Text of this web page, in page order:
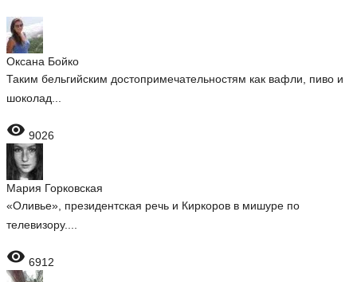
Оксана Бойко
Таким бельгийским достопримечательностям как вафли, пиво и
шоколад...
 9026
Мария Горковская
«Оливье», президентская речь и Киркоров в мишуре по
телевизору....
 6912